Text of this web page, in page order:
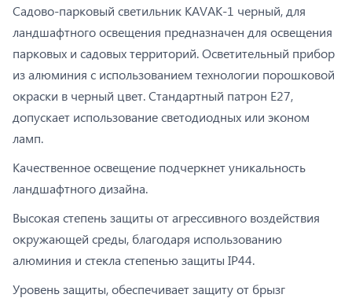
Садово-парковый светильник KAVAK-1 черный, для
ландшафтного освещения предназначен для освещения
парковых и садовых территорий. Осветительный прибор
из алюминия с использованием технологии порошковой
окраски в черный цвет. Стандартный патрон E27,
допускает использование светодиодных или эконом
ламп.
Качественное освещение подчеркнет уникальность
ландшафтного дизайна.
Высокая степень защиты от агрессивного воздействия
окружающей среды, благодаря использованию
алюминия и стекла степенью защиты IP44.
Уровень защиты, обеспечивает защиту от брызг